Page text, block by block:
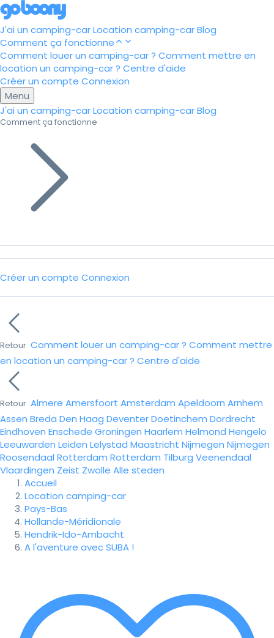
J'ai un camping-carLocation camping-carBlog
Comment ça fonctionne
Comment louer un camping-car ? Comment mettre en
location un camping-car ? Centre d'aide
Créer un compte Connexion
Menu
J'ai un camping-carLocation camping-carBlog
Comment ça fonctionne
Créer un compte Connexion
Retour Comment louer un camping-car ? Comment mettre
en location un camping-car ? Centre d'aide
Retour Almere Amersfoort Amsterdam Apeldoorn Arnhem
Assen Breda Den Haag DeventerDoetinchem Dordrecht
Eindhoven Enschede Groningen Haarlem Helmond Hengelo
Leeuwarden Leiden Lelystad Maastricht Nijmegen Nijmegen
Roosendaal Rotterdam Rotterdam Tilburg Veenendaal
Vlaardingen Zeist Zwolle Alle steden
Accueil
Location camping-car
Pays-Bas
Hollande-Méridionale
Hendrik-Ido-Ambacht
A l'aventure avec SUBA !